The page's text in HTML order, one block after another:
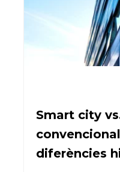
Smart city
diferències